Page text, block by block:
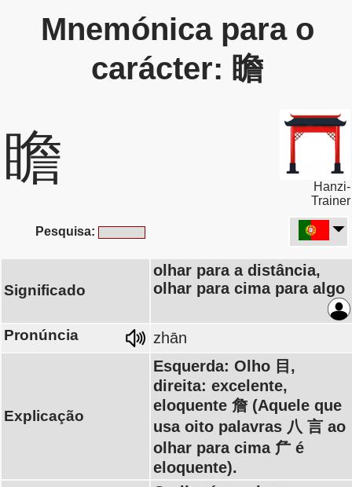
Mnemónica para o
carácter: 瞻
瞻
Hanzi-
Trainer
Pesquisa:
Significado
olhar para a distância,
olhar para cima para algo
Pronúncia zhān
Explicação
Esquerda: Olho 目,
direita: excelente,
eloquente 詹 (Aquele que
usa oito palavras 八 言 ao
olhar para cima 厃 é
eloquente).